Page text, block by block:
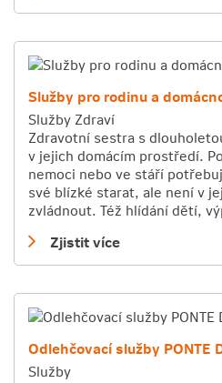
Služby pro rodinu a
Služby Zdraví
Zdravotní sestra s
v jejich domácím prostředí.
nemoci nebo ve stáří
své blízké starat, ale není v
zvládnout. Též hlídání dětí,
Zjistit více
Odlehčovací služby PONTE
Služby